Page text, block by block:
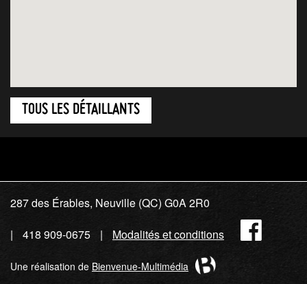
TOUS LES DÉTAILLANTS
287 des Érables, Neuville (QC) G0A 2R0
418 909-0675
Modalités et conditions
Une réalisation de Bienvenue-Multimédia